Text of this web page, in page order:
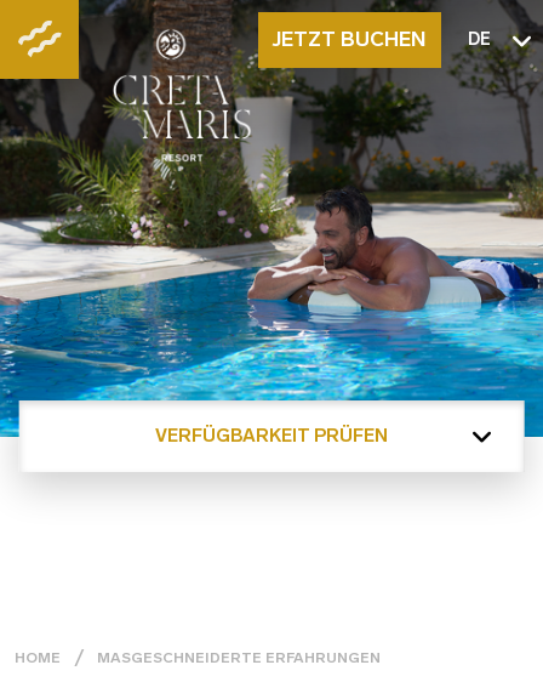
JETZT BUCHEN DE
VERFÜGBARKEIT PRÜFEN
HOME MASGESCHNEIDERTE ERFAHRUNGEN